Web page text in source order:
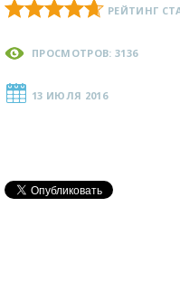
РЕЙТИНГ
ПРОСМОТРОВ: 3136
13 ИЮЛЯ 2016